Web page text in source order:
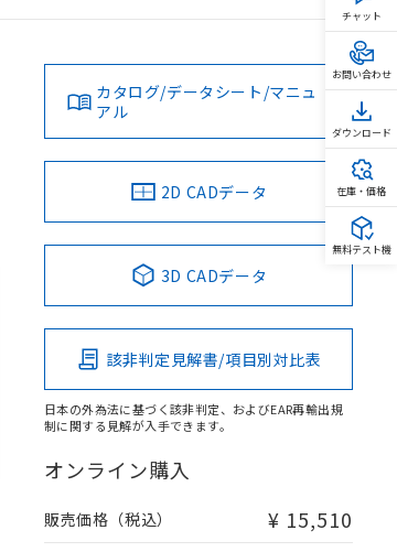
カタログ/データシート/マニュ
アル
2D CADデータ
3D CADデータ
該非判定見解書/項目別対比表
日本の外為法に基づく該非判定、およびEAR再輸出規
制に関する見解が入手できます。
オンライン購入
販売価格（税込） ¥ 15,510
チャット
お問い合わせ
ダウンロード
在庫・価格
無料テスト機